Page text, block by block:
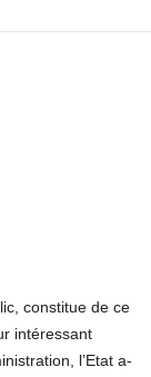
constitue de ce
intéressant
l’Etat a-